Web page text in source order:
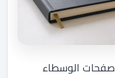
صفحات الوسطاء